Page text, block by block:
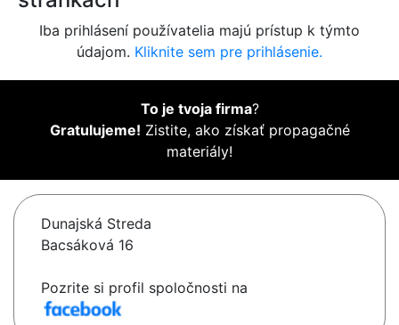
Iba prihlásení používatelia majú prístup k týmto
údajom. Kliknite sem pre prihlásenie.
To je tvoja firma?
Gratulujeme! Zistite, ako získať propagačné
materiály!
Dunajská Streda
Bacsáková 16
Pozrite si profil spoločnosti na